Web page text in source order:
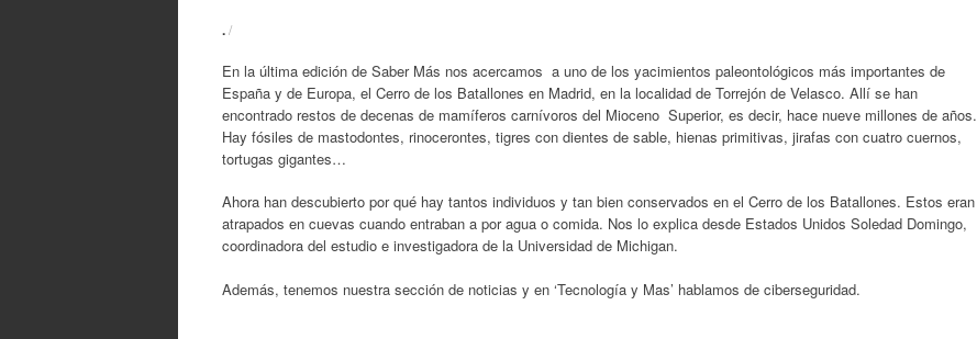
./
En la última edición de Saber Más nos acercamos a uno de los yacimientos paleontológicos más importantes de
España y de Europa, el Cerro de los Batallones en Madrid, en la localidad de Torrejón de Velasco. Allí se han
encontrado restos de decenas de mamíferos carnívoros del Mioceno Superior, es decir, hace nueve millones de años.
Hay fósiles de mastodontes, rinocerontes, tigres con dientes de sable, hienas primitivas, jirafas con cuatro cuernos,
tortugas gigantes…
Ahora han descubierto por qué hay tantos individuos y tan bien conservados en el Cerro de los Batallones. Estos eran
atrapados en cuevas cuando entraban a por agua o comida. Nos lo explica desde Estados Unidos Soledad Domingo,
coordinadora del estudio e investigadora de la Universidad de Michigan.
Además, tenemos nuestra sección de noticias y en ‘Tecnología y Mas’ hablamos de ciberseguridad.